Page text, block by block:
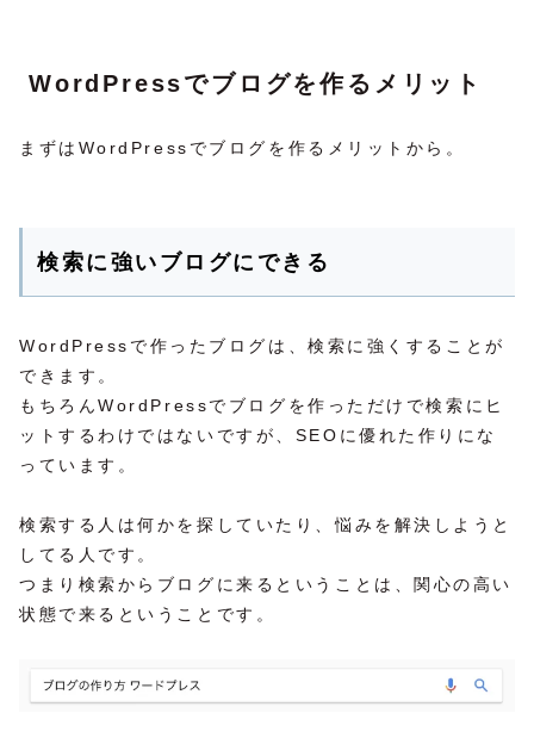
WordPressでブログを作るメリット
まずはWordPressでブログを作るメリットから。
検索に強いブログにできる
WordPressで作ったブログは、検索に強くすることが
できます。
もちろんWordPressでブログを作っただけで検索にヒ
ットするわけではないですが、SEOに優れた作りにな
っています。
検索する人は何かを探していたり、悩みを解決しようと
してる人です。
つまり検索からブログに来るということは、関心の高い
状態で来るということです。